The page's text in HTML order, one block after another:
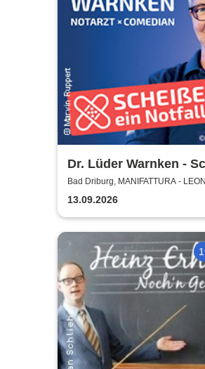
Dr. Lüder Warnken -
ein Notfall!
Bad Driburg, MANIFATTURA -
Factory Outlet
13.09.2026